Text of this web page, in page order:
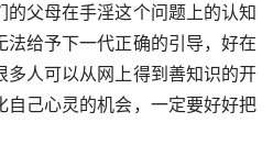
父母在手淫这个问题上的认知
给予下一代正确的引导，好在
多人可以从网上得到善知识的开
自己心灵的机会，一定要好好把